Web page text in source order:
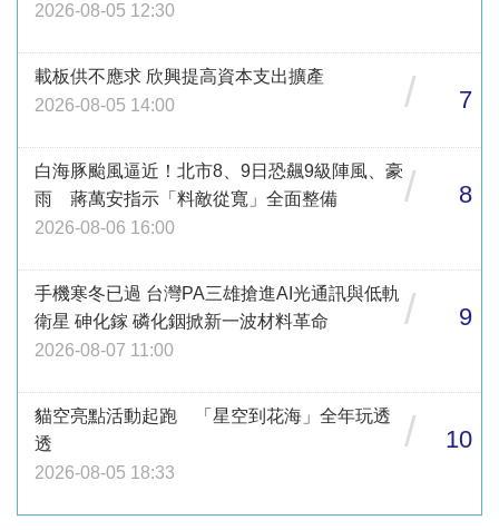
2026-08-05 12:30
載板供不應求 欣興提高資本支出擴產
2026-08-05 14:00
/ 7
白海豚颱風逼近！北市8、9日恐飆9級陣風、豪
雨 蔣萬安指示「料敵從寬」全面整備
2026-08-06 16:00
/ 8
手機寒冬已過 台灣PA三雄搶進AI光通訊與低軌
衛星 砷化鎵 磷化銦掀新一波材料革命
2026-08-07 11:00
/ 9
貓空亮點活動起跑 「星空到花海」全年玩透
透
2026-08-05 18:33
/ 10